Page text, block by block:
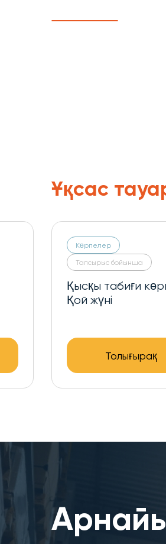
Ұқсас
Тапсырыс бойынша
Барлық маусымдық
«Премиум» меринос-